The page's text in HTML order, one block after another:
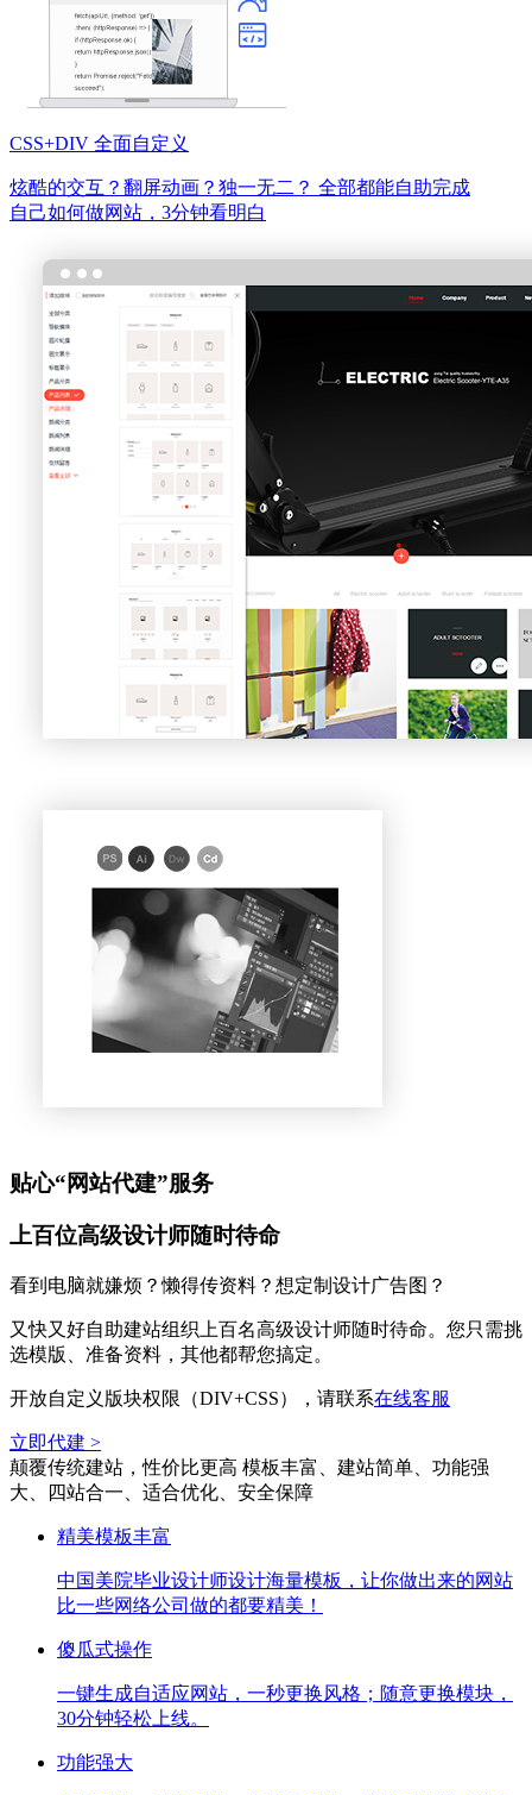
CSS+DIV 全面自定义
炫酷的交互？翻屏动画？独一无二？ 全部都能自助完成
自己如何做网站，3分钟看明白
贴心“网站代建”服务
上百位高级设计师随时待命
看到电脑就嫌烦？懒得传资料？想定制设计广告图？
又快又好自助建站组织上百名高级设计师随时待命。您只需挑
选模版、准备资料，其他都帮您搞定。
开放自定义版块权限（DIV+CSS），请联系在线客服
立即代建 >
颠覆传统建站，性价比更高 模板丰富、建站简单、功能强
大、四站合一、适合优化、安全保障
精美模板丰富
中国美院毕业设计师设计海量模板，让你做出来的网站
比一些网络公司做的都要精美！
傻瓜式操作
一键生成自适应网站，一秒更换风格；随意更换模块，
30分钟轻松上线。
功能强大